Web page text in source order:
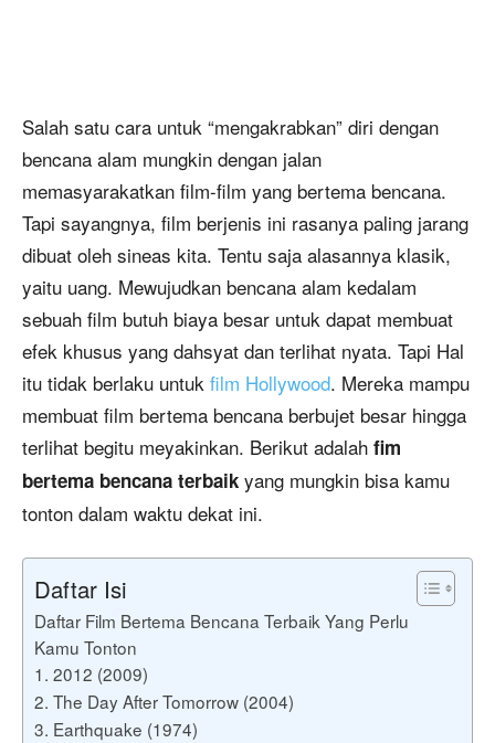
Salah satu cara untuk “mengakrabkan” diri dengan
bencana alam mungkin dengan jalan
memasyarakatkan film-film yang bertema bencana.
Tapi sayangnya, film berjenis ini rasanya paling jarang
dibuat oleh sineas kita. Tentu saja alasannya klasik,
yaitu uang. Mewujudkan bencana alam kedalam
sebuah film butuh biaya besar untuk dapat membuat
efek khusus yang dahsyat dan terlihat nyata. Tapi Hal
itu tidak berlaku untuk film Hollywood. Mereka mampu
membuat film bertema bencana berbujet besar hingga
terlihat begitu meyakinkan. Berikut adalah fim
bertema bencana terbaik yang mungkin bisa kamu
tonton dalam waktu dekat ini.
Daftar Isi
Daftar Film Bertema Bencana Terbaik Yang Perlu
Kamu Tonton
1. 2012 (2009)
2. The Day After Tomorrow (2004)
3. Earthquake (1974)